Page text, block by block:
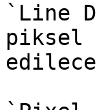
`Line
piksel